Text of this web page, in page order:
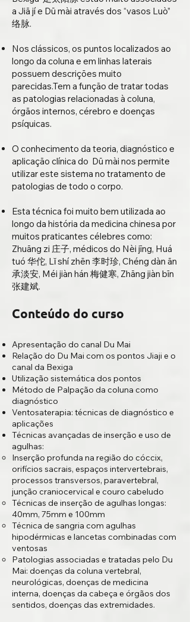
a Jiā jí e Dū mài através dos “vasos Luò”
络脉.
Nos clássicos, os puntos localizados ao
longo da coluna e em linhas laterais
possuem descrições muito
parecidas.Tem a função de tratar todas
as patologias relacionadas à coluna,
órgãos internos, cérebro e doenças
psíquicas.
O conhecimento da teoria, diagnóstico e
aplicação clínica do Dū mài nos permite
utilizar este sistema no tratamento de
patologias de todo o corpo.
Esta técnica foi muito bem utilizada ao
longo da história da medicina chinesa por
muitos praticantes célebres como:
Zhuāng zi 庄子, médicos do Nèi jīng, Huá
tuó 华佗, Lǐ shí zhēn 李时珍, Chéng dàn ān
承淡安, Méi jiàn hán 梅健寒, Zhāng jiàn bīn
张建斌.
Conteúdo do curso
Apresentação do canal Du Mai
Relação do Du Mai com os pontos Jiaji e o
canal da Bexiga
Utilização sistemática dos pontos
Método de Palpação da coluna como
diagnóstico
Ventosaterapia: técnicas de diagnóstico e
aplicações
Técnicas avançadas de inserção e uso de
agulhas:
Inserção profunda na região do cóccix,
orifícios sacrais, espaços intervertebrais,
processos transversos, paravertebral,
junção craniocervical e couro cabeludo
Técnicas de inserção de agulhas longas:
40mm, 75mm e 100mm
Técnica de sangria com agulhas
hipodérmicas e lancetas combinadas com
ventosas
Patologias associadas e tratadas pelo Du
Mai: doenças da coluna vertebral,
neurológicas, doenças de medicina
interna, doenças da cabeça e órgãos dos
sentidos, doenças das extremidades.